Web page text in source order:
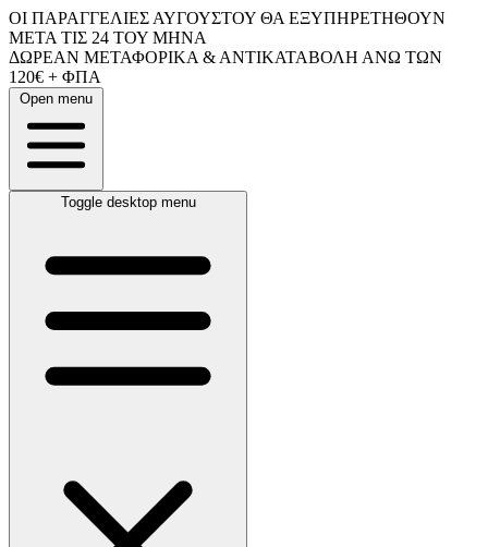
ΟΙ ΠΑΡΑΓΓΕΛΙΕΣ ΑΥΓΟΥΣΤΟΥ ΘΑ ΕΞΥΠΗΡΕΤΗΘΟΥΝ
ΜΕΤΑ ΤΙΣ 24 ΤΟΥ ΜΗΝΑ
ΔΩΡΕΑΝ ΜΕΤΑΦΟΡΙΚΑ & ΑΝΤΙΚΑΤΑΒΟΛΗ ΑΝΩ ΤΩΝ
120€ + ΦΠΑ
Open menu
Toggle desktop menu